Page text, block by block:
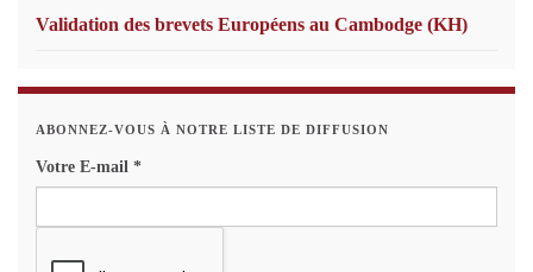
Validation des brevets Européens au Cambodge (KH)
ABONNEZ-VOUS À NOTRE LISTE DE DIFFUSION
Votre E-mail *